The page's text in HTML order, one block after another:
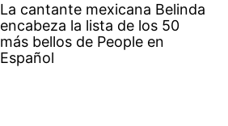
La cantante mexicana Belinda
encabeza la lista de los 50
más bellos de People en
Español